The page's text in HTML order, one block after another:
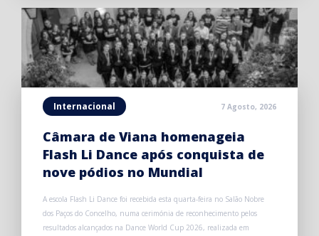
Internacional 7 Agosto, 2026
Câmara de Viana homenageia
Flash Li Dance após conquista de
nove pódios no Mundial
A escola Flash Li Dance foi recebida esta quarta-feira no Salão Nobre
dos Paços do Concelho, numa cerimónia de reconhecimento pelos
resultados alcançados na Dance World Cup 2026, realizada em